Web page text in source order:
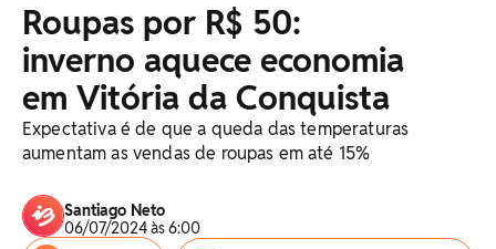
Roupas por R$ 50:
inverno aquece economia
em Vitória da Conquista
Expectativa é de que a queda das temperaturas
aumentam as vendas de roupas em até 15%
Santiago Neto
06/07/2024 às 6:00